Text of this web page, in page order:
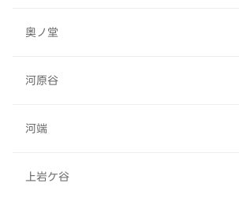
奥ノ堂
河原谷
河端
上岩ケ谷